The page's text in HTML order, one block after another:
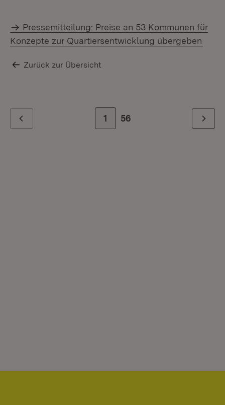
Pressemitteilung: Preise an 53 Kommunen für
Konzepte zur Quartiersentwicklung übergeben
Zurück zur Übersicht
Zur Seite
1 Zur letzten Seite
56 Weiter